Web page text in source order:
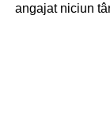
angajat niciun